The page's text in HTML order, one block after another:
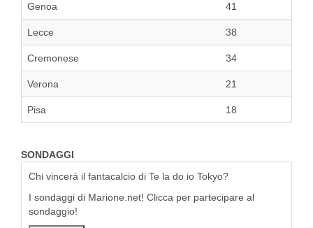
Genoa 41
Lecce 38
Cremonese 34
Verona 21
Pisa 18
SONDAGGI
Chi vincerà il fantacalcio di Te la do io Tokyo?
I sondaggi di Marione.net! Clicca per partecipare al
sondaggio!